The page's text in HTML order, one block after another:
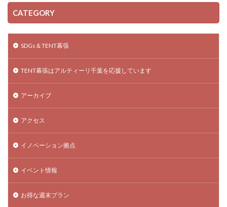
CATEGORY
SDGs＆TENT幕張
TENT幕張はアルティーリ千葉を応援しています
アーカイブ
アクセス
イノベーション拠点
イベント情報
お得な週末プラン